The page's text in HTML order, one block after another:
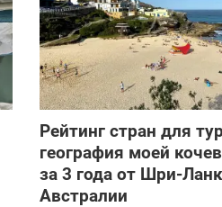
Рейтинг стран для
география моей
за 3 года от Шри-
Австралии